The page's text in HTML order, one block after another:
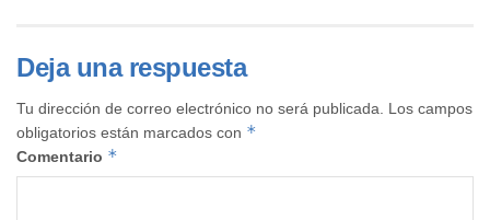
Deja una respuesta
Tu dirección de correo electrónico no será publicada.
Los campos
obligatorios están marcados con *
Comentario *